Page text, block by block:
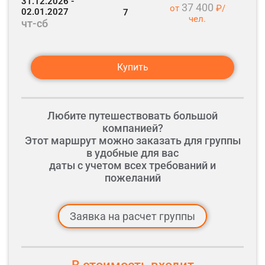
плату).
Переезд в Данков (10 км).
«Тихий» Тихвинский собор в Данкове
Обед в кафе на маршруте.
«Сыр-бор Масловка» – сырная провинция России,
история французского сыра
Переезд в Москву по платной дороге (330 км).
02.01.2027
чт-сб
7 от 37 400 ₽/
чел.
Купить
Любите путешествовать большой
компанией?
Этот маршрут можно заказать для группы
в удобные для вас
даты с учетом всех требований и
пожеланий
Заявка на расчет группы